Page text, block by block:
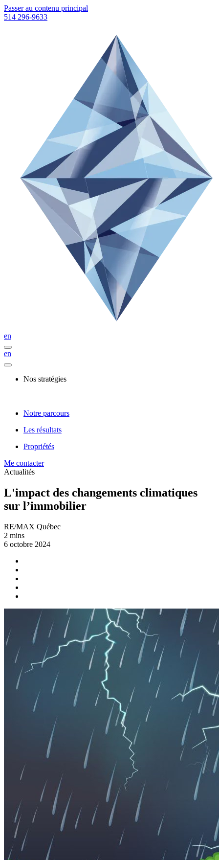
Passer au contenu principal
514 296-9633
en
en
Nos stratégies
Notre parcours
Les résultats
Propriétés
Me contacter
Actualités
L'impact des changements climatiques
sur l’immobilier
RE/MAX Québec
2 mins
6 octobre 2024